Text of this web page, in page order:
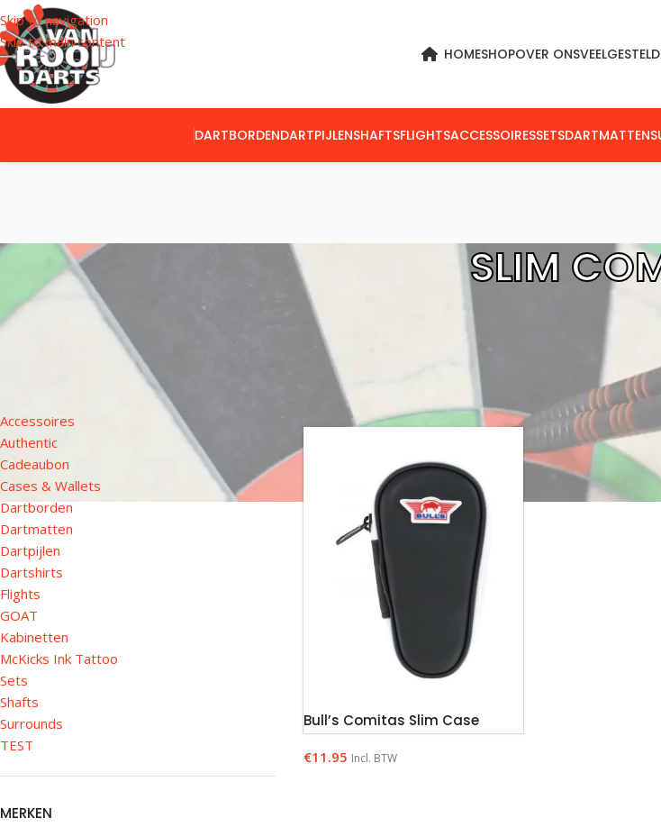
Skip to navigation
Skip to main content
HOMESHOPOVER ONS
DARTBORDENDARTPIJLENSHAFTSFLIGHTSACCESSOIRESSETSDARTMATTEN
SLIM
Accessoires
Authentic
Cadeaubon
Cases & Wallets
Dartborden
Dartmatten
Dartpijlen
Dartshirts
Flights
GOAT
Kabinetten
McKicks Ink Tattoo
Sets
Shafts
Surrounds
TEST
MERKEN
Home Producten getagged “Slim Comitas”
Bull’s Comitas Slim Case
€11.95 Incl. BTW